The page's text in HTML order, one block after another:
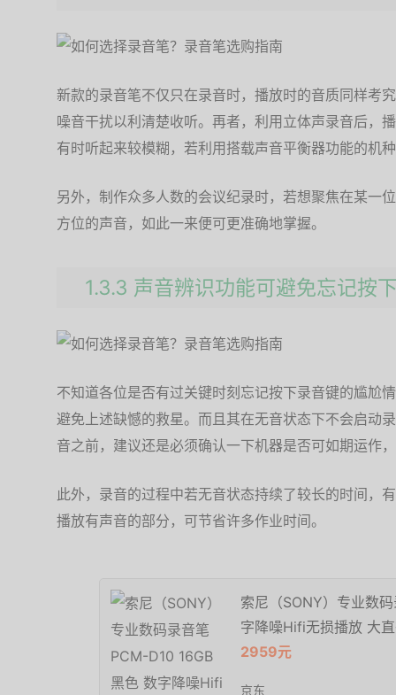
新款的录音笔不仅只在录音时，播放时的音质同样考
噪音干扰以利清楚收听。再者，利用立体声录音后，
有时听起来较模糊，若利用搭载声音平衡器功能的机
另外，制作众多人数的会议纪录时，若想聚焦在某一
方位的声音，如此一来便可更准确地掌握。
1.3.3 声音辨识功能可避免忘记按
不知道各位是否有过关键时刻忘记按下录音键的尴尬
避免上述缺憾的救星。而且其在无音状态下不会启动
音之前，建议还是必须确认一下机器是否可如期运作
此外，录音的过程中若无音状态持续了较长的时间，
播放有声音的部分，可节省许多作业时间。
索尼（SONY）专业数
字降噪Hifi无损播放 大
2959元
京东